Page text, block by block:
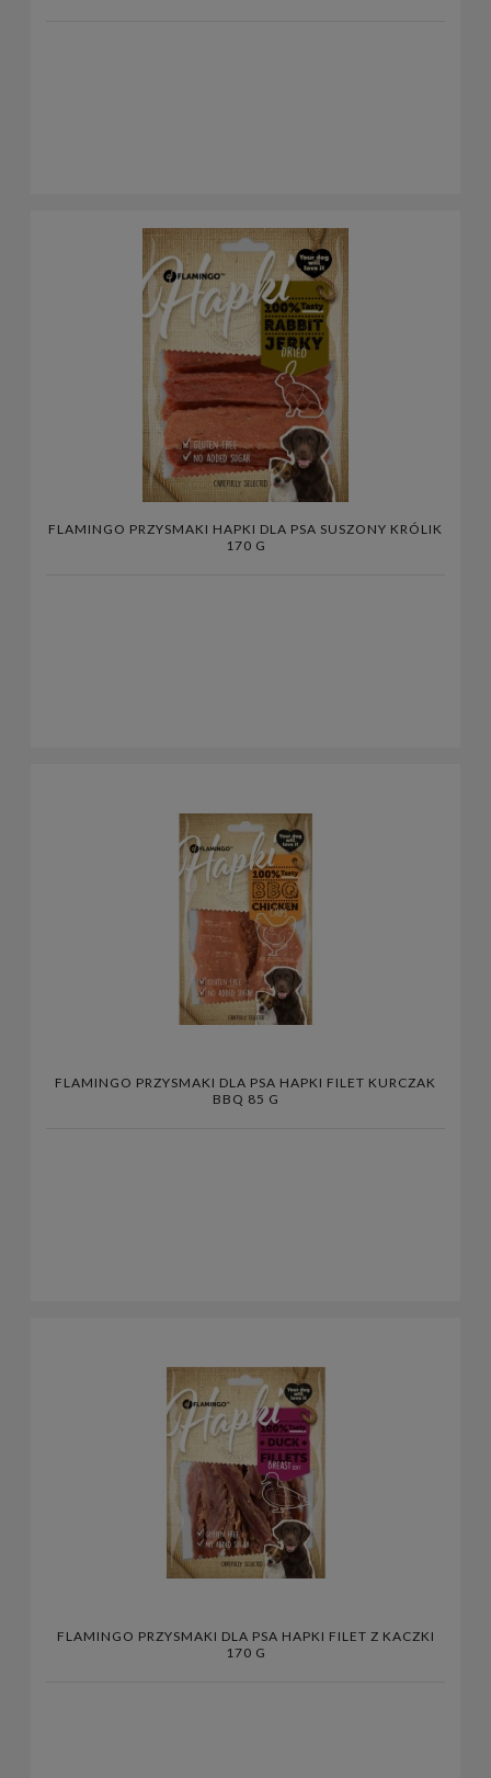
FLAMINGO PRZYSMAKI HAPKI DLA PSA SUSZONY KRÓLIK
170 G
FLAMINGO PRZYSMAKI DLA PSA HAPKI FILET KURCZAK
BBQ 85 G
FLAMINGO PRZYSMAKI DLA PSA HAPKI FILET Z KACZKI
170 G